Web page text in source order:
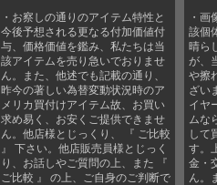
・お察しの通りのアイテム特性と
今後予想される更なる付加価値付
与、価格価値を鑑み、私たちは当
該アイテムを売り急いでおりませ
ん。また、他述でも記載の通り、
昨今の著しい為替変動状況時のア
メリカ買付けアイテム故、お買い
求め易く、お安くご提供できませ
ん。他店様とじっくり、 『 ご比較
』 下さい。他店販売員様とじっく
り、お話しやご質問の上、また 『
ご比較 』 の上、ご自身のご判断で
・画
該個
晴ら
が、
や擦
ざい
イヤ
ムな
して
す。
金・
ん。